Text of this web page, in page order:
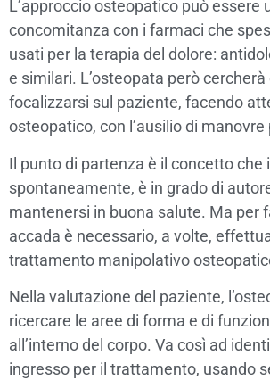
L’approccio osteopatico può essere
concomitanza con i farmaci che
usati per la terapia del dolore:
e similari. L’osteopata però cercherà
focalizzarsi sul paziente, facendo
osteopatico, con l’ausilio di
Il punto di partenza è il concetto che
spontaneamente, è in grado di
mantenersi in buona salute. Ma per
accada è necessario, a volte,
trattamento manipolativo
Nella valutazione del paziente,
ricercare le aree di forma e di
all’interno del corpo. Va così ad
ingresso per il trattamento, usando